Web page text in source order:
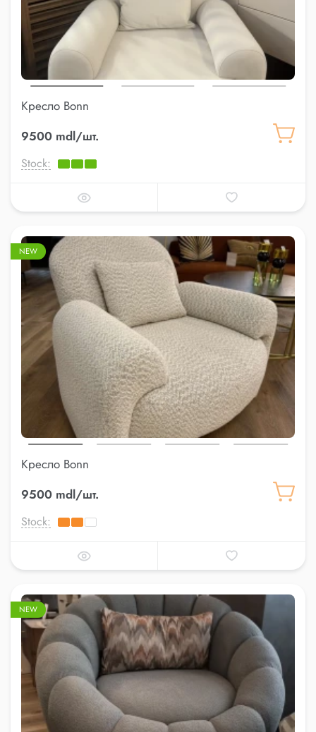
Кресло Bonn
9500 mdl/шт.
Stock:
NEW
Кресло Bonn
9500 mdl/шт.
Stock:
NEW